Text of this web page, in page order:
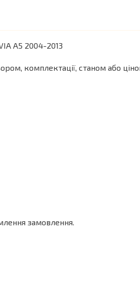
A5 2004-2013
комплектації, станом або
замовлення.